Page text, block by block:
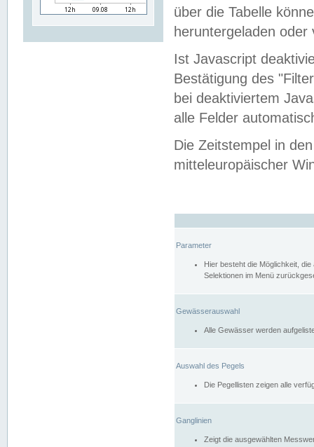
über die Tabelle
heruntergeladen oder
Ist Javascript
Bestätigung des
bei deaktiviertem
alle Felder
Die Zeitstempel in
mitteleuropäischer
Parameter
Hier besteht die Möglichkeit,
Selektionen im Menü
Gewässerauswahl
Alle Gewässer werden
Auswahl des Pegels
Die Pegellisten zeigen alle
Ganglinien
Zeigt die ausgewählten